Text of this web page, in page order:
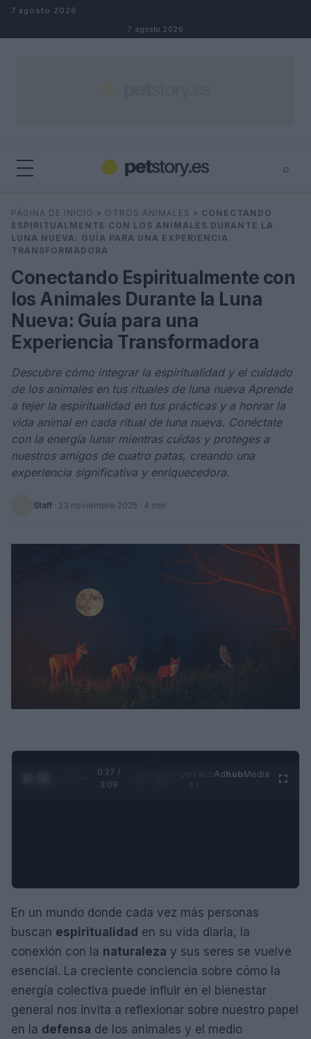
Saltar al contenido
7 agosto 2026
7 agosto 2026
⌕
Buscar ⌕
PÁGINA DE INICIO » OTROS ANIMALES » CONECTANDO
ESPIRITUALMENTE CON LOS ANIMALES DURANTE LA
LUNA NUEVA: GUÍA PARA UNA EXPERIENCIA
TRANSFORMADORA
Conectando Espiritualmente con
los Animales Durante la Luna
Nueva: Guía para una
Experiencia Transformadora
Descubre cómo integrar la espiritualidad y el cuidado
de los animales en tus rituales de luna nueva Aprende
a tejer la espiritualidad en tus prácticas y a honrar la
vida animal en cada ritual de luna nueva. Conéctate
con la energía lunar mientras cuidas y proteges a
nuestros amigos de cuatro patas, creando una
experiencia significativa y enriquecedora.
Staff · 23 noviembre 2025 · 4 min
0:28 /
3:09
AdhubMedia
En un mundo donde cada vez más personas
buscan espiritualidad en su vida diaria, la
conexión con la naturaleza y sus seres se vuelve
esencial. La creciente conciencia sobre cómo la
energía colectiva puede influir en el bienestar
general nos invita a reflexionar sobre nuestro papel
en la defensa de los animales y el medio